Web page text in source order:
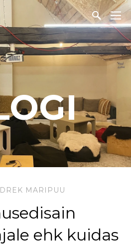
MARIPUU
ehk kuidas